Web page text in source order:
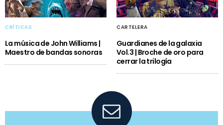
CRÍTICAS
La música de John Williams |
Maestro de bandas sonoras
CARTELERA
Guardianes de la galaxia
Vol.3 | Broche de oro para
cerrar la trilogía